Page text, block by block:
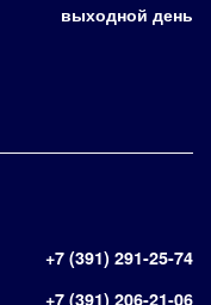
выходной день
+7 (391) 291-25-74
+7 (391) 206-21-06